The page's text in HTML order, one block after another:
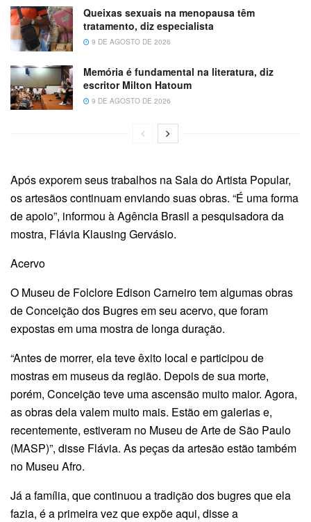
Queixas sexuais na menopausa têm
tratamento, diz especialista
9 DE AGOSTO DE 2026
Memória é fundamental na literatura, diz
escritor Milton Hatoum
9 DE AGOSTO DE 2026
Após exporem seus trabalhos na Sala do Artista Popular,
os artesãos continuam enviando suas obras. “É uma forma
de apoio”, informou à Agência Brasil a pesquisadora da
mostra, Flávia Klausing Gervásio.
Acervo
O Museu de Folclore Edison Carneiro tem algumas obras
de Conceição dos Bugres em seu acervo, que foram
expostas em uma mostra de longa duração.
“Antes de morrer, ela teve êxito local e participou de
mostras em museus da região. Depois de sua morte,
porém, Conceição teve uma ascensão muito maior. Agora,
as obras dela valem muito mais. Estão em galerias e,
recentemente, estiveram no Museu de Arte de São Paulo
(MASP)”, disse Flávia. As peças da artesão estão também
no Museu Afro.
Já a família, que continuou a tradição dos bugres que ela
fazia, é a primeira vez que expõe aqui, disse a